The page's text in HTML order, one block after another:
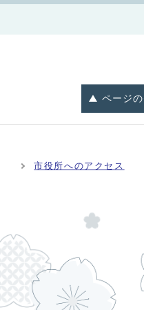
ページの
市役所へのアクセス